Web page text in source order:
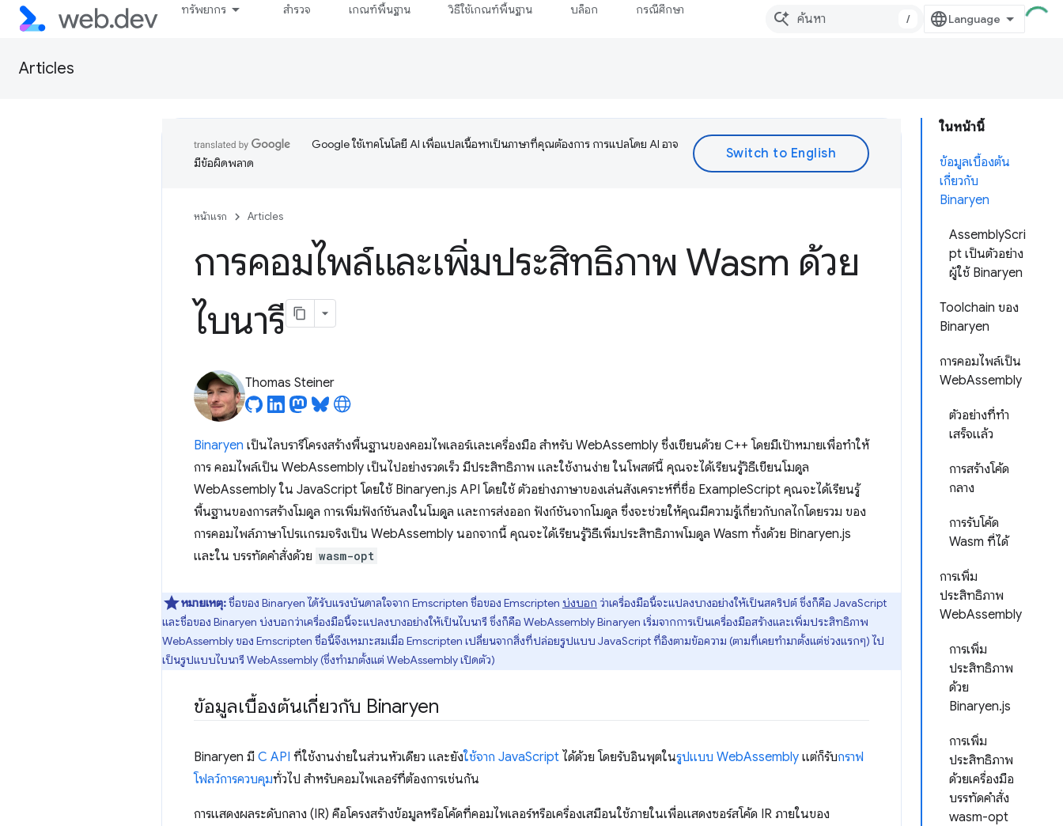
ทรัพยากร สำรวจ เกณฑ์พื้นฐาน วิธีใช้เกณฑ์พื้นฐาน บล็อก กรณีศึกษา
/
Articles
ในหน้านี้
ข้อมูลเบื้องต้น
เกี่ยวกับ
Binaryen
AssemblyScri
pt เป็นตัวอย่าง
ผู้ใช้ Binaryen
Toolchain ของ
Binaryen
การคอมไพล์เป็น
WebAssembly
ตัวอย่างที่ทำ
เสร็จแล้ว
การสร้างโค้ด
กลาง
การรับโค้ด
Wasm ที่ได้
การเพิ่ม
ประสิทธิภาพ
WebAssembly
การเพิ่ม
ประสิทธิภาพ
ด้วย
Binaryen.js
การเพิ่ม
ประสิทธิภาพ
ด้วยเครื่องมือ
บรรทัดคำสั่ง
wasm-opt
Google ใช้เทคโนโลยี AI เพื่อแปลเนื้อหาเป็นภาษาที่คุณต้องการ การแปลโดย AI อาจ
มีข้อผิดพลาด
หน้าแรก Articles
การคอมไพล์และเพิ่มประสิทธิภาพ Wasm ด้วย
ไบนารี
Thomas Steiner
Binaryen เป็นไลบรารีโครงสร้างพื้นฐานของคอมไพเลอร์และเครื่องมือ สำหรับ WebAssembly ซึ่งเขียนด้วย C++ โดยมีเป้าหมายเพื่อทำให้
การ คอมไพล์เป็น WebAssembly เป็นไปอย่างรวดเร็ว มีประสิทธิภาพ และใช้งานง่าย ในโพสต์นี้ คุณจะได้เรียนรู้วิธีเขียนโมดูล
WebAssembly ใน JavaScript โดยใช้ Binaryen.js API โดยใช้ ตัวอย่างภาษาของเล่นสังเคราะห์ที่ชื่อ ExampleScript คุณจะได้เรียนรู้
พื้นฐานของการสร้างโมดูล การเพิ่มฟังก์ชันลงในโมดูล และการส่งออก ฟังก์ชันจากโมดูล ซึ่งจะช่วยให้คุณมีความรู้เกี่ยวกับกลไกโดยรวม ของ
การคอมไพล์ภาษาโปรแกรมจริงเป็น WebAssembly นอกจากนี้ คุณจะได้เรียนรู้วิธีเพิ่มประสิทธิภาพโมดูล Wasm ทั้งด้วย Binaryen.js
และใน บรรทัดคำสั่งด้วย wasm-opt
หมายเหตุ:ชื่อของ Binaryen ได้รับแรงบันดาลใจจาก Emscripten ชื่อของ Emscripten บ่งบอก ว่าเครื่องมือนี้จะแปลงบางอย่างให้เป็นสคริปต์ ซึ่งก็คือ JavaScript
และชื่อของ Binaryen บ่งบอกว่าเครื่องมือนี้จะแปลงบางอย่างให้เป็นไบนารี ซึ่งก็คือ WebAssembly Binaryen เริ่มจากการเป็นเครื่องมือสร้างและเพิ่มประสิทธิภาพ
WebAssembly ของ Emscripten ชื่อนี้จึงเหมาะสมเมื่อ Emscripten เปลี่ยนจากสิ่งที่ปล่อยรูปแบบ JavaScript ที่อิงตามข้อความ (ตามที่เคยทำมาตั้งแต่ช่วงแรกๆ) ไป
เป็นรูปแบบไบนารี WebAssembly (ซึ่งทำมาตั้งแต่ WebAssembly เปิดตัว)
ข้อมูลเบื้องต้นเกี่ยวกับ Binaryen
Binaryen มี C API ที่ใช้งานง่ายในส่วนหัวเดียว และยังใช้จาก JavaScript ได้ด้วย โดยรับอินพุตในรูปแบบ WebAssembly แต่ก็รับกราฟ
โฟลว์การควบคุมทั่วไป สำหรับคอมไพเลอร์ที่ต้องการเช่นกัน
การแสดงผลระดับกลาง (IR) คือโครงสร้างข้อมูลหรือโค้ดที่คอมไพเลอร์หรือเครื่องเสมือนใช้ภายในเพื่อแสดงซอร์สโค้ด IR ภายในของ